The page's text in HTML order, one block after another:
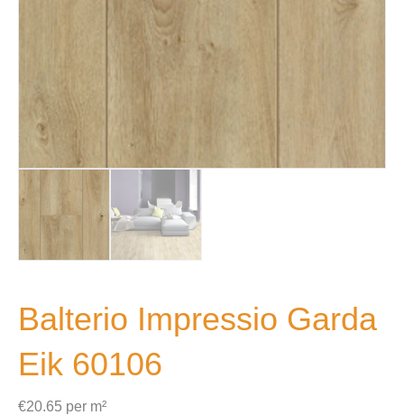
Balterio Impressio Garda
Eik 60106
€20.65 per m²